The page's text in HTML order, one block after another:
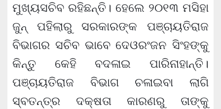
ମୁଖ୍ୟସଚିବ ରହିଛନ୍ତି। ହେଲେ ୨୦୧୩ ମସିହା
ଜୁନ୍ ପହିଲାରୁ ସରକାରଙ୍କ ପଞ୍ଚାୟତିରାଜ
ବିଭାଗର ସଚିବ ଭାବେ ଦେଓରଂଜନ ସିଂହଙ୍କୁ
କିନ୍ତୁ କେହି ବଦଳାଇ ପାରିନାହାନ୍ତି।
ପଞ୍ଚାୟତିରାଜ ବିଭାଗ ଚଳାଇବା ଲାଗି
ସ୍ବତନ୍ତ୍ର ଦକ୍ଷତା କାରଣରୁ ତାଙ୍କୁ